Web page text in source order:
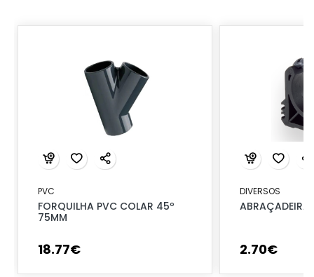
PVC
FORQUILHA PVC COLAR 45º
75MM
18.77€
DIVERSOS
ABRAÇADEIRA
2.70€